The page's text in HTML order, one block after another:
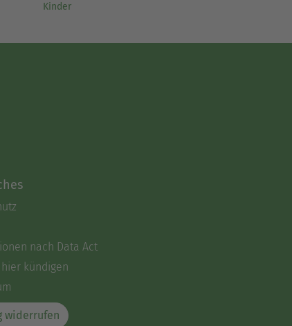
Kinder
nach Data Act
kündigen
widerrufen